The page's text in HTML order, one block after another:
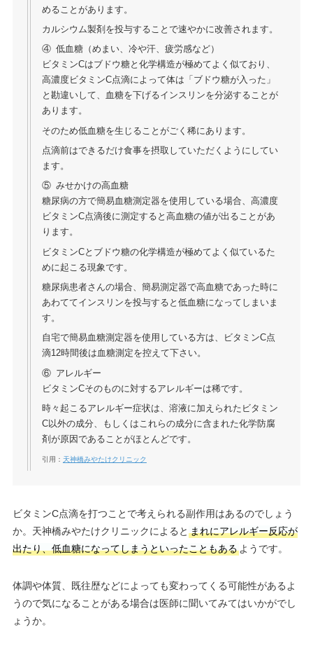
めることがあります。
カルシウム製剤を投与することで速やかに改善されます。
④ 低血糖（めまい、冷や汗、疲労感など）
ビタミンCはブドウ糖と化学構造が極めてよく似ており、
高濃度ビタミンC点滴によって体は「ブドウ糖が入った」
と勘違いして、血糖を下げるインスリンを分泌することが
あります。
そのため低血糖を生じることがごく稀にあります。
点滴前はできるだけ食事を摂取していただくようにしてい
ます。
⑤ みせかけの高血糖
糖尿病の方で簡易血糖測定器を使用している場合、高濃度
ビタミンC点滴後に測定すると高血糖の値が出ることがあ
ります。
ビタミンCとブドウ糖の化学構造が極めてよく似ているた
めに起こる現象です。
糖尿病患者さんの場合、簡易測定器で高血糖であった時に
あわててインスリンを投与すると低血糖になってしまいま
す。
自宅で簡易血糖測定器を使用している方は、ビタミンC点
滴12時間後は血糖測定を控えて下さい。
⑥ アレルギー
ビタミンCそのものに対するアレルギーは稀です。
時々起こるアレルギー症状は、溶液に加えられたビタミン
C以外の成分、もしくはこれらの成分に含まれた化学防腐
剤が原因であることがほとんどです。
引用： 天神橋みやたけクリニック
ビタミンC点滴を打つことで考えられる副作用はあるのでしょう
か。天神橋みやたけクリニックによると まれにアレルギー反応が
出たり、低血糖になってしまうといったこともあるようです。
体調や体質、既往歴などによっても変わってくる可能性があるよ
うので気になることがある場合は医師に聞いてみてはいかがでし
ょうか。